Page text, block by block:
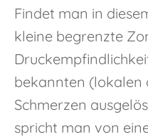
Findet man in
kleine begrenzte
bekannten (lokalen
Schmerzen
spricht man von